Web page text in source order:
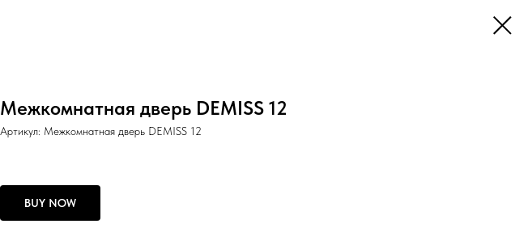
Межкомнатная дверь DEMISS 12
Артикул: Межкомнатная дверь DEMISS 12
BUY NOW